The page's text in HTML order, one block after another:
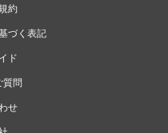
約
づく表記
ド
質問
せ